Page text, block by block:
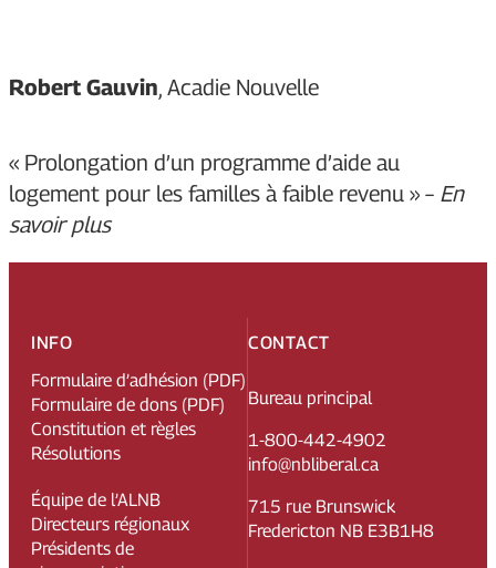
Robert Gauvin, Acadie Nouvelle
« Prolongation d’un programme d’aide au
logement pour les familles à faible revenu » – En
savoir plus
CONTACT
Bureau principal
1-800-442-4902
info@nbliberal.ca
715 rue Brunswick
Fredericton NB E3B1H8
INFO
Formulaire d’adhésion (PDF)
Formulaire de dons (PDF)
Constitution et règles
Résolutions
Équipe de l’ALNB
Directeurs régionaux
Présidents de